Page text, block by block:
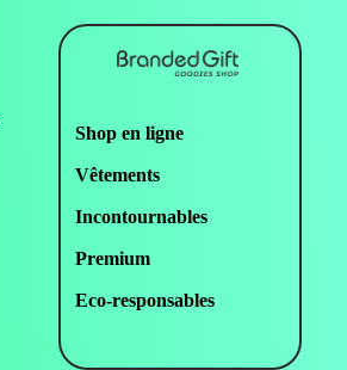
Shop en ligne
Vêtements
Incontournables
Premium
Eco-responsables